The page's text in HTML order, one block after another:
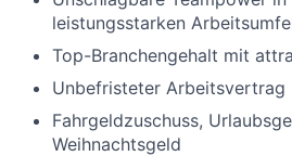
leistungsstarken
Top-Branchengehalt mit
Unbefristeter Arbeitsvertrag
Fahrgeldzuschuss,
Weihnachtsgeld